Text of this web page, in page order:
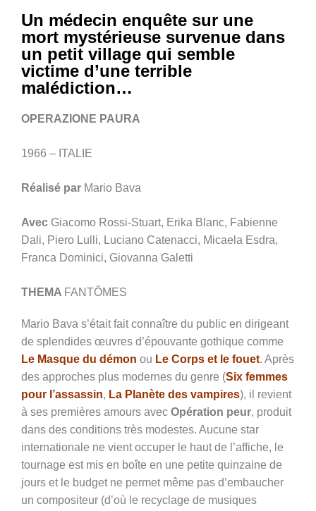
Un médecin enquête sur une
mort mystérieuse survenue dans
un petit village qui semble
victime d’une terrible
malédiction…
OPERAZIONE PAURA
1966 – ITALIE
Réalisé par Mario Bava
Avec Giacomo Rossi-Stuart, Erika Blanc, Fabienne
Dali, Piero Lulli, Luciano Catenacci, Micaela Esdra,
Franca Dominici, Giovanna Galetti
THEMA FANTÔMES
Mario Bava s’était fait connaître du public en dirigeant
de splendides œuvres d’épouvante gothique comme
Le Masque du démon ou Le Corps et le fouet. Après
des approches plus modernes du genre (Six femmes
pour l’assassin, La Planète des vampires), il revient
à ses premières amours avec Opération peur, produit
dans des conditions très modestes. Aucune star
internationale ne vient occuper le haut de l’affiche, le
tournage est mis en boîte en une petite quinzaine de
jours et le budget ne permet même pas d’embaucher
un compositeur (d’où le recyclage de musiques